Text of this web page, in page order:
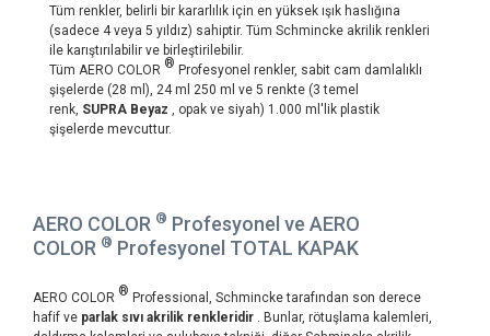
Tüm renkler, belirli bir kararlılık için en yüksek ışık haslığına
(sadece 4 veya 5 yıldız) sahiptir. Tüm Schmincke akrilik renkleri
ile karıştırılabilir ve birleştirilebilir.
Tüm AERO COLOR ® Profesyonel renkler, sabit cam damlalıklı
şişelerde (28 ml), 24 ml 250 ml ve 5 renkte (3 temel
renk, SUPRA Beyaz , opak ve siyah) 1.000 ml'lik plastik
şişelerde mevcuttur.
AERO COLOR ® Profesyonel ve AERO
COLOR ® Profesyonel TOTAL KAPAK
AERO COLOR ® Professional, Schmincke tarafından son derece
hafif ve parlak sıvı akrilik renkleridir . Bunlar, rötuşlama kalemleri,